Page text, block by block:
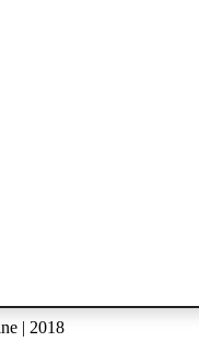
| 2018